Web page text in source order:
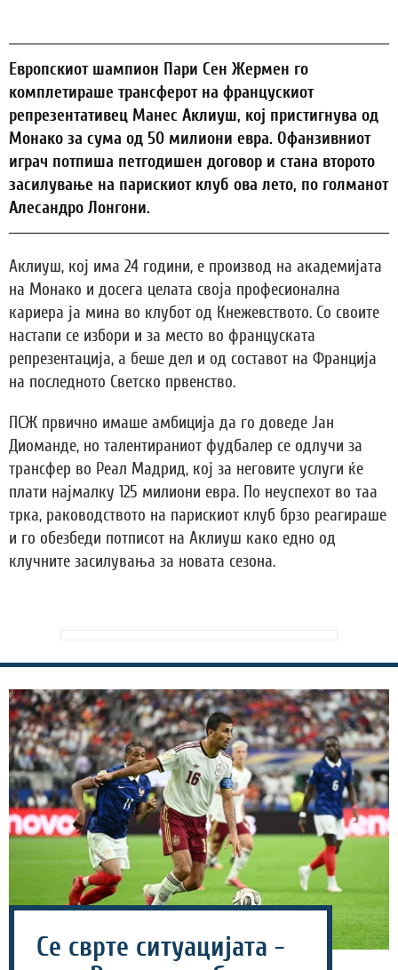
Европскиот шампион Пари Сен Жермен го
комплетираше трансферот на францускиот
репрезентативец Манес Аклиуш, кој пристигнува од
Монако за сума од 50 милиони евра. Офанзивниот
играч потпиша петгодишен договор и стана второто
засилување на парискиот клуб ова лето, по голманот
Алесандро Лонгони.
Аклиуш, кој има 24 години, е производ на академијата
на Монако и досега целата своја професионална
кариера ја мина во клубот од Кнежевството. Со своите
настапи се избори и за место во француската
репрезентација, а беше дел и од составот на Франција
на последното Светско првенство.
ПСЖ првично имаше амбиција да го доведе Јан
Диоманде, но талентираниот фудбалер се одлучи за
трансфер во Реал Мадрид, кој за неговите услуги ќе
плати најмалку 125 милиони евра. По неуспехот во таа
трка, раководството на парискиот клуб брзо реагираше
и го обезбеди потписот на Аклиуш како едно од
клучните засилувања за новата сезона.
Се сврте ситуацијата -